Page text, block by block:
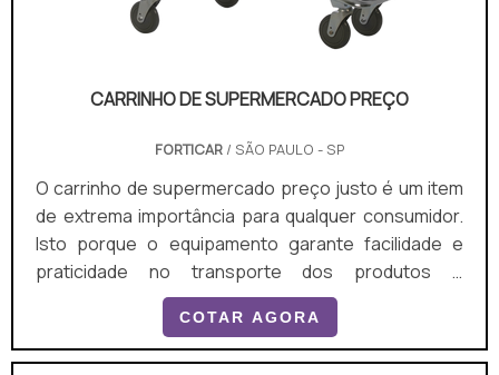
CARRINHO DE SUPERMERCADO PREÇO
FORTICAR / SÃO PAULO - SP
O carrinho de supermercado preço justo é um item
de extrema importância para qualquer consumidor.
Isto porque o equipamento garante facilidade e
praticidade no transporte dos produtos e
mercadorias, evitando que os usuários tenham que
carregar com as mãos.mais informações sobre o
produtoSendo fabricado com um excelência na
COTAR AGORA